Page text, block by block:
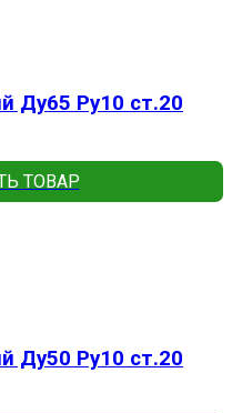
Ду65 Ру10 ст.20
ТОВАР
Ду50 Ру10 ст.20